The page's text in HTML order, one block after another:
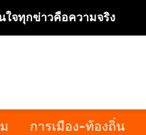
ใจทุกข่าวคือความจริง
การเมือง-ท้องถิ่น